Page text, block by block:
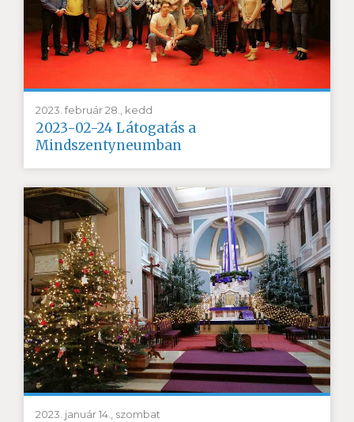
2023. február 28., kedd
2023-02-24 Látogatás a
Mindszentyneumban
2023. január 14., szombat